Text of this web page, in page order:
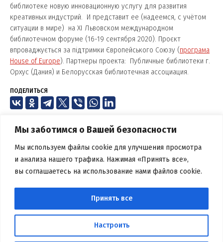
Мы заботимся о Вашей безопасности
Мы используем файлы cookie для улучшения просмотра
и анализа нашего трафика. Нажимая «Принять все»,
вы соглашаетесь на использование нами файлов cookie.
Настроить
Принять все
библиотеке новую инновационную услугу для развития
креативных индустрий. И представит ее (надеемся, с учётом
ситуации в мире) на XI Львовском международном
библиотечном форуме (16-19 сентября 2020). Проєкт
впроваджується за підтримки Європейського Союзу (програма
House of Europe). Партнеры проекта: Публичные библиотеки г.
Орхус (Дания) и Белорусская библиотечная ассоциация.
ПОДЕЛИТЬСЯ
АССОЦИАЦИЯ
Вся информация, размещенная на данном веб-сайте,
предназначена только для персонального пользования и не
подлежит дальнейшему воспроизведению и/или
распространению в какой-либо форме, иначе как с письменного